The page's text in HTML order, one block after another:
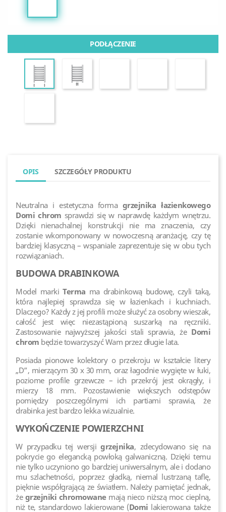
PODŁĄCZENIE
OPIS SZCZEGÓŁY PRODUKTU
Neutralna i estetyczna forma grzejnika łazienkowego
Domi chrom sprawdzi się w naprawdę każdym wnętrzu.
Dzięki nienachalnej konstrukcji nie ma znaczenia, czy
zostanie wkomponowany w nowoczesną aranżację, czy tę
bardziej klasyczną – wspaniale zaprezentuje się w obu tych
rozwiązaniach.
BUDOWA DRABINKOWA
Model marki Terma ma drabinkową budowę, czyli taką,
która najlepiej sprawdza się w łazienkach i kuchniach.
Dlaczego? Każdy z jej profili może służyć za osobny wieszak,
całość jest więc niezastąpioną suszarką na ręczniki.
Zastosowanie najwyższej jakości stali sprawia, że Domi
chrom będzie towarzyszyć Wam przez długie lata.
Posiada pionowe kolektory o przekroju w kształcie litery
„D”, mierzącym 30 x 30 mm, oraz łagodnie wygięte w łuki,
poziome profile grzewcze – ich przekrój jest okrągły, i
mierzy 18 mm. Pozostawienie większych odstępów
pomiędzy poszczególnymi ich partiami sprawia, że
drabinka jest bardzo lekka wizualnie.
WYKOŃCZENIE POWIERZCHNI
W przypadku tej wersjigrzejnika , zdecydowano się na
pokrycie go elegancką powłoką galwaniczną. Dzięki temu
nie tylko uczyniono go bardziej uniwersalnym, ale i dodano
mu szlachetności, poprzez gładką, niemal lustrzaną taflę,
pięknie współgrającą ze światłem. Należy pamiętać jednak,
że grzejniki chromowanemają nieco niższą moc cieplną,
niż te, standardowo lakierowane (Domi lakierowana także